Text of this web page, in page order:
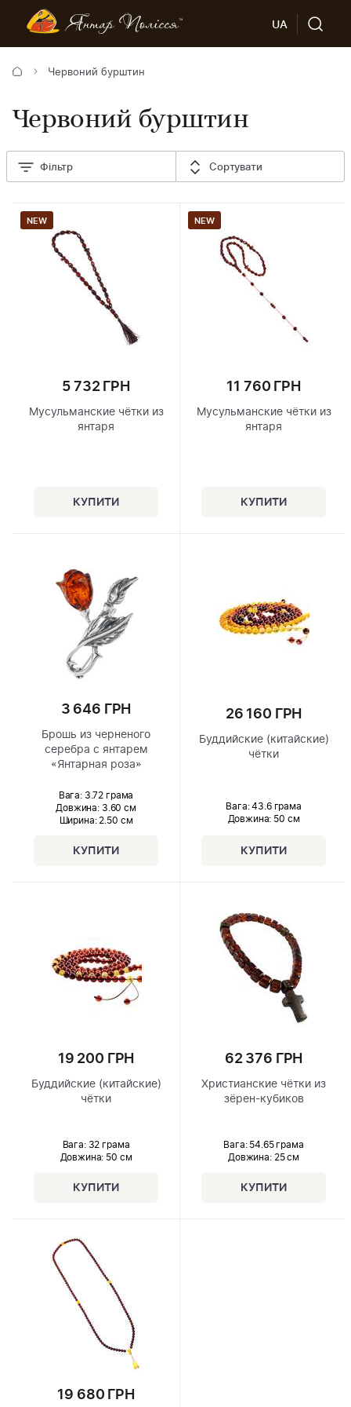
UA
Червоний бурштин
Червоний бурштин
Фільтр Сортувати
NEW
5 732 ГРН
Мусульманские чётки из
янтаря
NEW
11 760 ГРН
Мусульманские чётки из
янтаря
3 646 ГРН
Брошь из черненого
серебра с янтарем
«Янтарная роза»
Вага: 3.72 грама
Довжина: 3.60 см
Ширина: 2.50 см
26 160 ГРН
Буддийские (китайские)
чётки
Вага: 43.6 грама
Довжина: 50 см
19 200 ГРН
Буддийские (китайские)
чётки
Вага: 32 грама
Довжина: 50 см
62 376 ГРН
Христианские чётки из
зёрен-кубиков
Вага: 54.65 грама
Довжина:25 см
19 680 ГРН